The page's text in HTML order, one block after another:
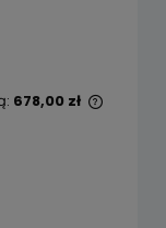
678,00 zł